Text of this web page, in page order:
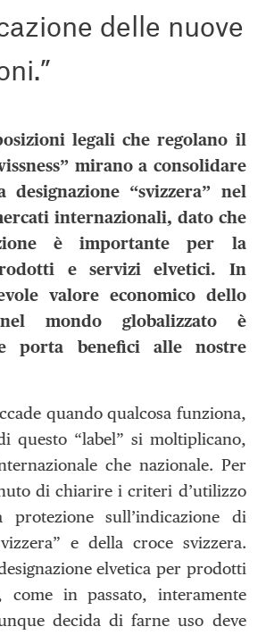
delle nuove
legali che regolano il
mirano a consolidare
“svizzera” nel
internazionali, dato che
è importante per la
e servizi elvetici. In
valore economico dello
nel mondo globalizzato è
porta benefici alle nostre
quando qualcosa funziona,
questo “label” si moltiplicano,
che nazionale. Per
di chiarire i criteri d’utilizzo
sull’indicazione di
e della croce svizzera.
elvetica per prodotti
come in passato, interamente
decida di farne uso deve